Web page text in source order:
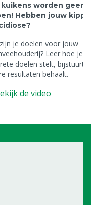
worden geen
Hebben jouw
je doelen voor jouw
Leer hoe je
doelen stelt, bijstuurt
resultaten behaalt.
de video